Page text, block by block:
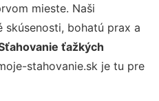
mieste. Naši
bohatú prax a
ťažkých
stahovanie.sk je tu pre